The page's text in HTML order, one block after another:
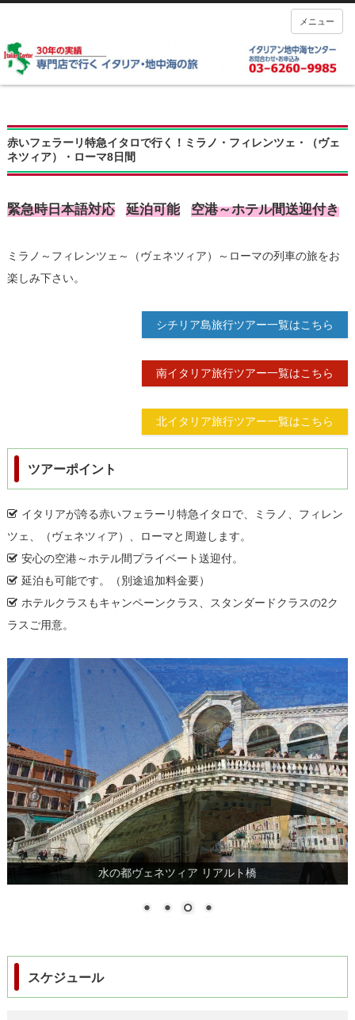
メニュー
赤いフェラーリ特急イタロで行く！ミラノ・フィレンツェ・（ヴェ
ネツィア）・ローマ8日間
緊急時日本語対応 延泊可能 空港～ホテル間送迎付き
ミラノ～フィレンツェ～（ヴェネツィア）～ローマの列車の旅をお
楽しみ下さい。
シチリア島旅行ツアー一覧はこちら
南イタリア旅行ツアー一覧はこちら
北イタリア旅行ツアー一覧はこちら
ツアーポイント
イタリアが誇る赤いフェラーリ特急イタロで、ミラノ、フィレン
ツェ、（ヴェネツィア）、ローマと周遊します。
安心の空港～ホテル間プライベート送迎付。
延泊も可能です。（別途追加料金要）
ホテルクラスもキャンペーンクラス、スタンダードクラスの2ク
ラスご用意。
水の都ヴェネツィア リアルト橋
スケジュール